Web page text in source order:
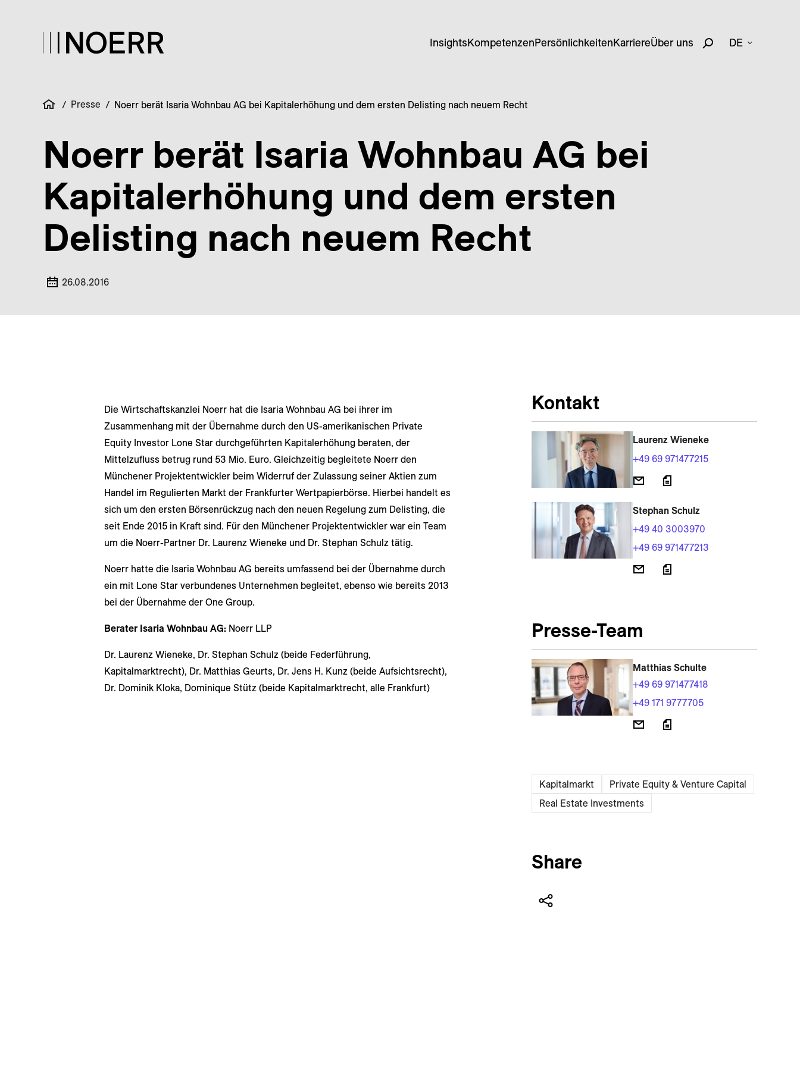
InsightsKompetenzenPersönlichkeitenKarriereÜber uns DE
/ Presse / Noerr berät Isaria Wohnbau AG bei Kapitalerhöhung und dem ersten Delisting nach neuem Recht
Noerr berät Isaria Wohnbau AG bei
Kapitalerhöhung und dem ersten
Delisting nach neuem Recht
26.08.2016
Die Wirtschaftskanzlei Noerr hat die Isaria Wohnbau AG bei ihrer im
Zusammenhang mit der Übernahme durch den US-amerikanischen Private
Equity Investor Lone Star durchgeführten Kapitalerhöhung beraten, der
Mittelzufluss betrug rund 53 Mio. Euro. Gleichzeitig begleitete Noerr den
Münchener Projektentwickler beim Widerruf der Zulassung seiner Aktien zum
Handel im Regulierten Markt der Frankfurter Wertpapierbörse. Hierbei handelt es
sich um den ersten Börsenrückzug nach den neuen Regelung zum Delisting, die
seit Ende 2015 in Kraft sind. Für den Münchener Projektentwickler war ein Team
um die Noerr-Partner Dr. Laurenz Wieneke und Dr. Stephan Schulz tätig.
Noerr hatte die Isaria Wohnbau AG bereits umfassend bei der Übernahme durch
ein mit Lone Star verbundenes Unternehmen begleitet, ebenso wie bereits 2013
bei der Übernahme der One Group.
Berater Isaria Wohnbau AG: Noerr LLP
Dr. Laurenz Wieneke, Dr. Stephan Schulz (beide Federführung,
Kapitalmarktrecht), Dr. Matthias Geurts, Dr. Jens H. Kunz (beide Aufsichtsrecht),
Dr. Dominik Kloka, Dominique Stütz (beide Kapitalmarktrecht, alle Frankfurt)
Kontakt
Laurenz Wieneke
+49 69 971477215
Stephan Schulz
+49 40 3003970
+49 69 971477213
Presse-Team
Matthias Schulte
+49 69 971477418
+49 171 9777705
Kapitalmarkt
Private Equity & Venture Capital
Real Estate Investments
Share